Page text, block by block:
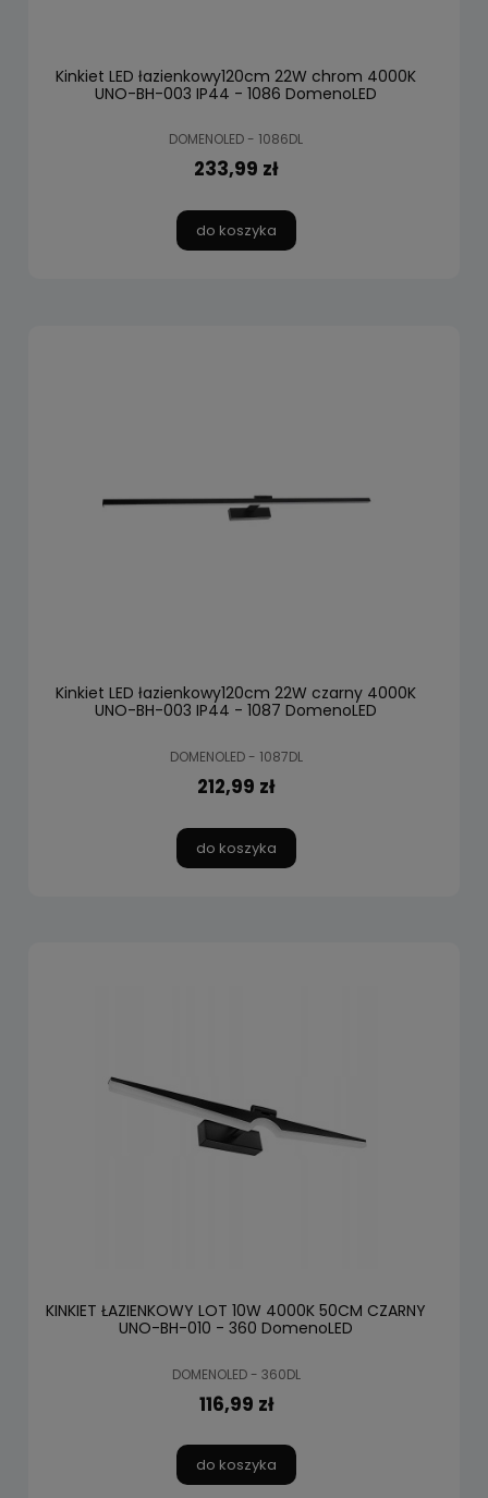
Kinkiet LED łazienkowy120cm 22W chrom 4000K
UNO-BH-003 IP44 - 1086 DomenoLED
DOMENOLED - 1086DL
233,99 zł
do koszyka
Kinkiet LED łazienkowy120cm 22W czarny 4000K
UNO-BH-003 IP44 - 1087 DomenoLED
DOMENOLED - 1087DL
212,99 zł
do koszyka
KINKIET ŁAZIENKOWY LOT 10W 4000K 50CM CZARNY
UNO-BH-010 - 360 DomenoLED
DOMENOLED - 360DL
116,99 zł
do koszyka